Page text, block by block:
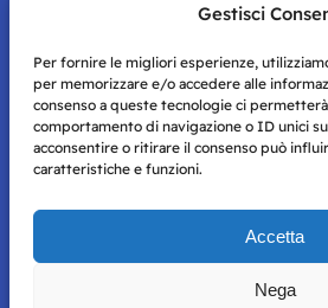
Gestisci
Per fornire le migliori esperienze,
per memorizzare e/o accedere alle
consenso a queste tecnologie ci
comportamento di navigazione o ID unici
acconsentire o ritirare il consenso può
caratteristiche e funzioni.
Accetta
Nega
tessera di Storie Campane, libri
e inviti ad eventi esclusivi!
Storie di Napoli è una testata registrata
per mero scopo didattico e informativo.